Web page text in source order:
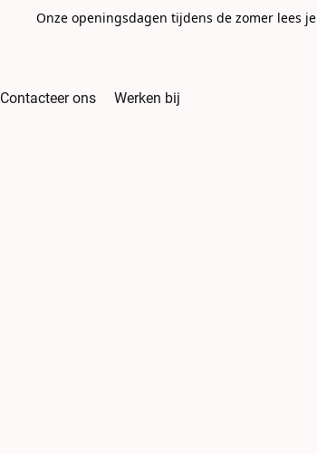
Onze openingsdagen tijdens de zomer lees je
Contacteer ons Werken bij